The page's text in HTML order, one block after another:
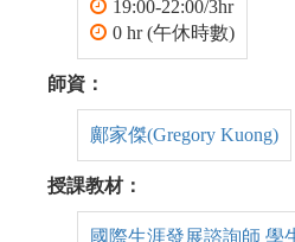
19:00-22:00/3hr
0 hr (午休時數)
師資：
鄺家傑(Gregory Kuong)
授課教材：
國際生涯發展諮詢師 學